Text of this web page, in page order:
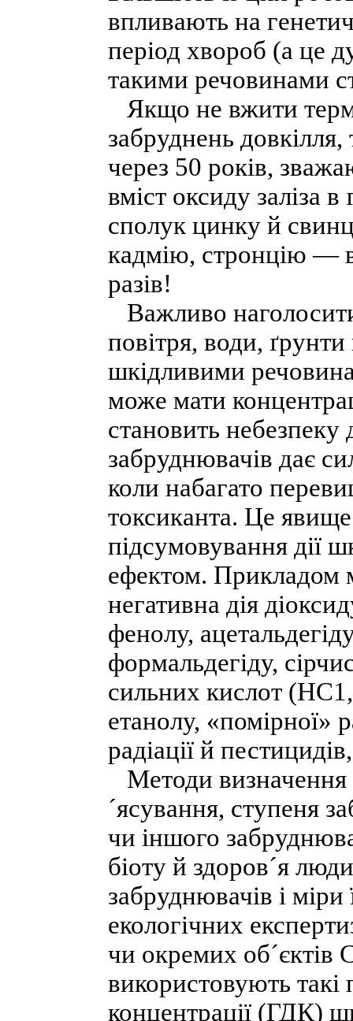
впливають на
період хвороб (а це
такими речовинами
Якщо не вжити
забруднень довкілля,
через 50 років,
вміст оксиду заліза
сполук цинку й
кадмію, стронцію —
разів!
Важливо
повітря, води,
шкідливими
може мати
становить небезпеку
забруднювачів дає
коли набагато
токсиканта. Це
підсумовування дії
ефектом. Прикладом
негативна дія
фенолу,
формальдегіду,
сильних кислот
етанолу, «помірної»
радіації й
Методи визначення
´ясування, ступеня
чи іншого
біоту й здоров´я
забруднювачів і
екологічних
чи окремих об´єктів
використовують
концентрації (ГДК)